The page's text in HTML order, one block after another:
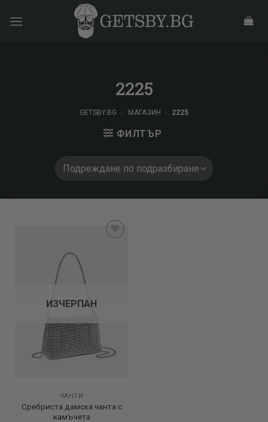
2225
GETSBY.BG МАГАЗИН 2225
ФИЛТЪР
ИЗЧЕРПАН
ЧАНТИ
Сребриста дамска чанта с
камъчета